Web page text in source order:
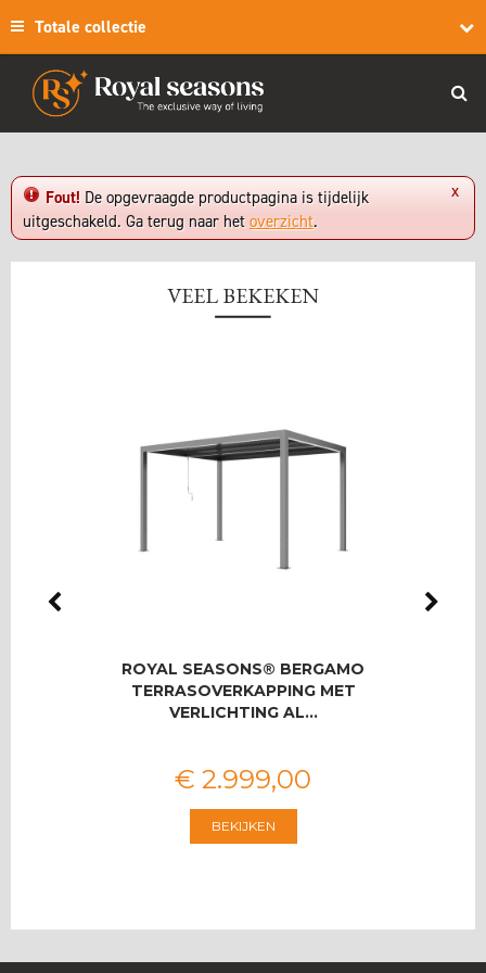
Totale collectie
x
Fout! De opgevraagde productpagina is tijdelijk
uitgeschakeld. Ga terug naar het overzicht.
VEEL BEKEKEN
ROYAL SEASONS® BERGAMO
TERRASOVERKAPPING MET
VERLICHTING AL…
€ 2.999,00
BEKIJKEN